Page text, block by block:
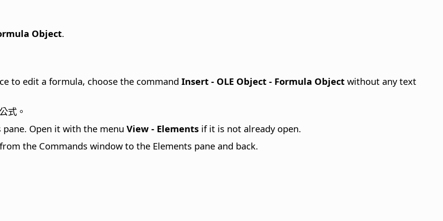
Object.
to edit a formula, choose the command Insert - OLE Object - Formula Object without any text
式。
Open it with the menu View - Elements if it is not already open.
the Commands window to the Elements pane and back.